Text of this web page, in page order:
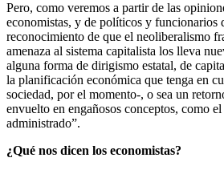
Pero, como veremos a partir de las
economistas, y de políticos y funcionarios
reconocimiento de que el neoliberalismo
amenaza al sistema capitalista los lleva
alguna forma de dirigismo estatal, de
la planificación económica que tenga en
sociedad, por el momento-, o sea un
envuelto en engañosos conceptos, como
administrado”.
¿Qué nos dicen los economistas?